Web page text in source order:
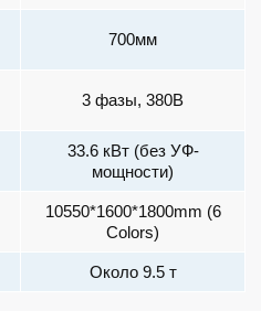
700мм
3 фазы, 380В
33.6 кВт (без УФ-
мощности)
10550*1600*1800mm (6
Colors)
Около 9.5 т